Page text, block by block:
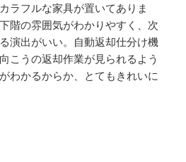
ラフルな家具が置いてありま
階の雰囲気がわかりやすく、次
演出がいい。自動返却仕分け機
こうの返却作業が見られるよう
わかるからか、とてもきれいに